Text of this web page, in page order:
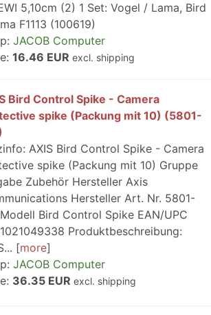
5,10cm (2) 1 Set: Vogel / Lama, Bird
F1113 (100619)
JACOB Computer
16.46 EUR excl. shipping
Bird Control Spike - Camera
spike (Packung mit 10) (5801-
AXIS Bird Control Spike - Camera
spike (Packung mit 10) Gruppe
Zubehör Hersteller Axis
Hersteller Art. Nr. 5801-
Modell Bird Control Spike EAN/UPC
Produktbeschreibung:
more
JACOB Computer
36.35 EUR excl. shipping